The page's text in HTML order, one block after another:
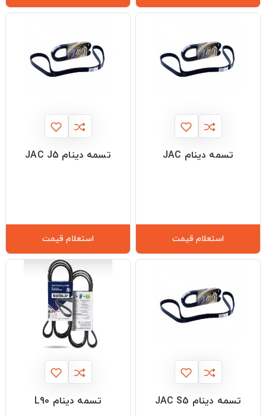
تسمه دینام JAC
استعلام قیمت
تسمه دینام JAC J5
استعلام قیمت
تسمه دینام JAC S5 تسمه دینام L90